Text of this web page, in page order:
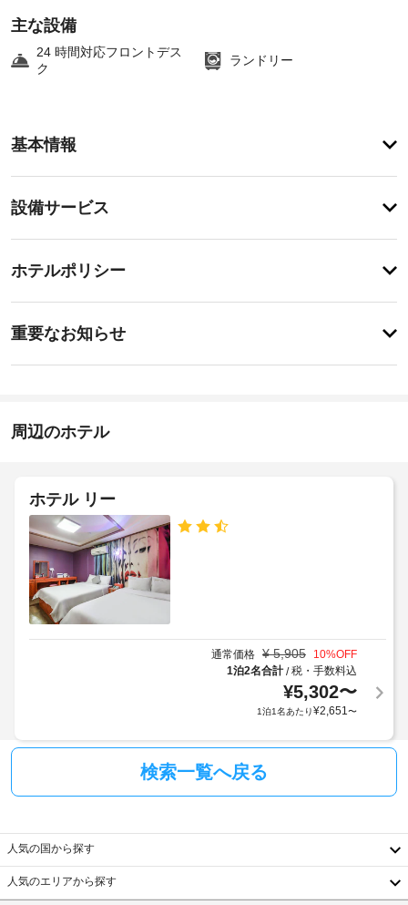
主な設備
24 時間対応フロントデス
ク
ランドリー
基本情報
メ
ィ
ラ
か
眺
め
み
い
す。
部
る
冷
房
完
備
設備サービス
設
ー
タ
ド
ア
幅
(イ
ン
チ)
:
40
:
ド
ホテルポリシー
録
が
ま
ん
重要なお知らせ
に
あ
周辺のホテル
ホテル リー
通常価格 ¥ 5,905 10%OFF
1泊2名合計/税・手数料込
¥5,302〜
1泊1名あたり¥2,651〜
検索一覧へ戻る
人気の国から探す
韓
人気のエリアから探す